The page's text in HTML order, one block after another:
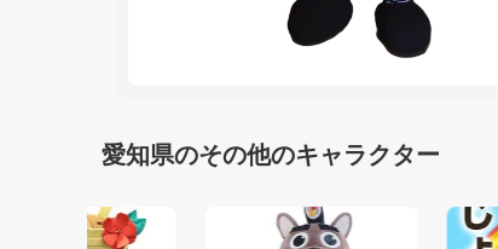
愛知県のその他のキャラクター